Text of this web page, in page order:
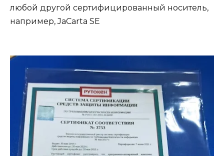
любой другой сертифицированный носитель,
например, JaCarta SE